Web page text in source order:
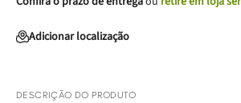
Adicionar localização
DESCRIÇÃO DO PRODUTO